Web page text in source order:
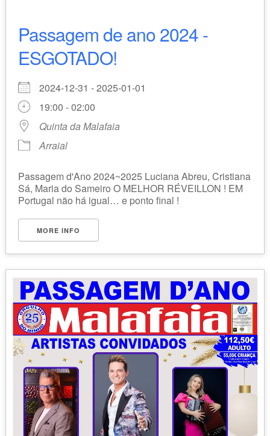
Passagem de ano 2024 -
ESGOTADO!
2024-12-31 - 2025-01-01
19:00 - 02:00
Quinta da Malafaia
Arraial
Passagem d'Ano 2024~2025 Luciana Abreu, Cristiana
Sá, Maria do Sameiro O MELHOR RÉVEILLON ! EM
Portugal não há igual… e ponto final !
MORE INFO